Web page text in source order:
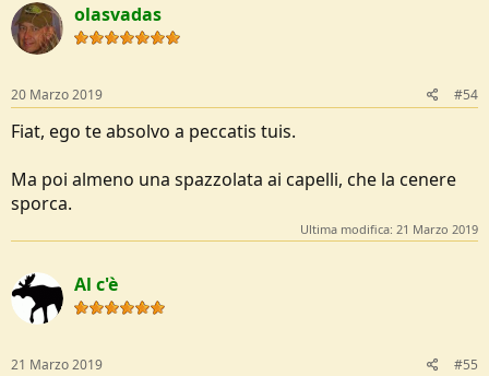
olasvadas
20 Marzo 2019 #54
Fiat, ego te absolvo a peccatis tuis.
Ma poi almeno una spazzolata ai capelli, che la cenere
sporca.
Ultima modifica: 21 Marzo 2019
Al c'è
21 Marzo 2019 #55